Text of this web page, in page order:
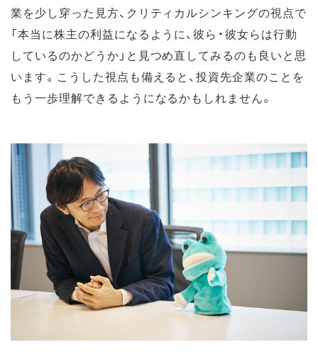
業を少し穿った見方、クリティカルシンキングの視点で
「本当に株主の利益になるように、彼ら・彼女らは行動
しているのかどうか」と見つめ直してみるのも良いと思
います。こうした視点も備えると、投資先企業のことを
もう一歩理解できるようになるかもしれません。